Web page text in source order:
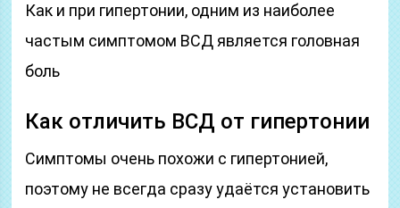
Как и при гипертонии, одним из наиболее
частым симптомом ВСД является головная
боль
Как отличить ВСД от гипертонии
Симптомы очень похожи с гипертонией,
поэтому не всегда сразу удаётся установить